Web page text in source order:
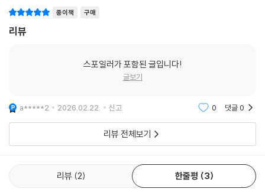
종이책 구매
리뷰
스포일러가 포함된 글입니다!
글보기
a*****2 2026.02.22. 신고 0 댓글0
리뷰 전체보기
리뷰 2 한줄평 3